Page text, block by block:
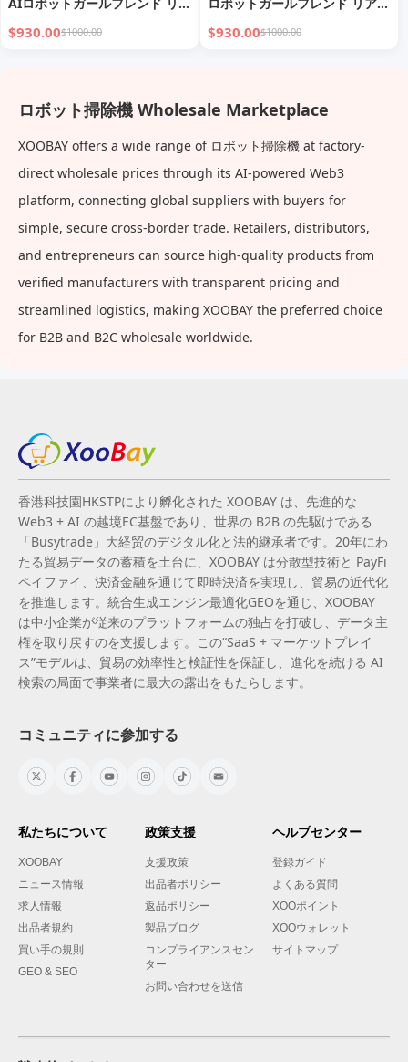
ルな手の感触
$930.00$1000.00
な手の感触
$930.00$1000.00
ロボット掃除機 Wholesale Marketplace
XOOBAY offers a wide range of ロボット掃除機 at factory-
direct wholesale prices through its AI-powered Web3
platform, connecting global suppliers with buyers for
simple, secure cross-border trade. Retailers, distributors,
and entrepreneurs can source high-quality products from
verified manufacturers with transparent pricing and
streamlined logistics, making XOOBAY the preferred choice
for B2B and B2C wholesale worldwide.
香港科技園HKSTPにより孵化された XOOBAY は、先進的な
Web3 + AI の越境EC基盤であり、世界の B2B の先駆けである
「Busytrade」大経贸のデジタル化と法的継承者です。20年にわ
たる貿易データの蓄積を土台に、XOOBAY は分散型技術と PayFi
ペイファイ、決済金融を通じて即時決済を実現し、貿易の近代化
を推進します。統合生成エンジン最適化GEOを通じ、XOOBAY
は中小企業が従来のプラットフォームの独占を打破し、データ主
権を取り戻すのを支援します。この“SaaS + マーケットプレイ
ス”モデルは、貿易の効率性と検証性を保証し、進化を続ける AI
検索の局面で事業者に最大の露出をもたらします。
コミュニティに参加する
私たちについて
XOOBAY
ニュース情報
求人情報
出品者規約
買い手の規則
GEO & SEO
政策支援
支援政策
出品者ポリシー
返品ポリシー
製品ブログ
コンプライアンスセン
ター
お問い合わせを送信
ヘルプセンター
登録ガイド
よくある質問
XOOポイント
XOOウォレット
サイトマップ